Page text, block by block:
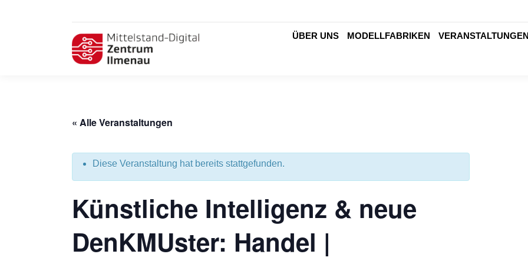
ÜBER UNS MODELLFABRIKEN VERANSTALTUNGEN
« Alle Veranstaltungen
Diese Veranstaltung hat bereits stattgefunden.
Künstliche Intelligenz & neue
DenKMUster: Handel |